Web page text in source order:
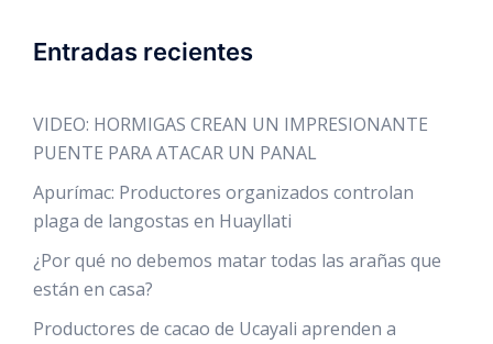
Entradas recientes
VIDEO: HORMIGAS CREAN UN IMPRESIONANTE
PUENTE PARA ATACAR UN PANAL
Apurímac: Productores organizados controlan
plaga de langostas en Huayllati
¿Por qué no debemos matar todas las arañas que
están en casa?
Productores de cacao de Ucayali aprenden a